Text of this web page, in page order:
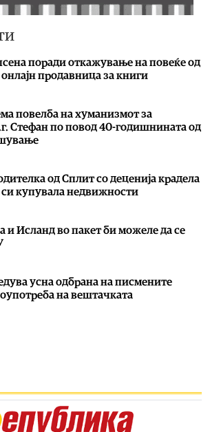
поради откажување на повеќе од
продавница за книги
повелба на хуманизмот за
Стефан по повод 40-годишнината од
од Сплит со деценија крадела
купувала недвижности
и Исланд во пакет би можеле да се
усна одбрана на писмените
на вештачката
џез оркестар со „Македонски
Питер Сомуа на 14 август на